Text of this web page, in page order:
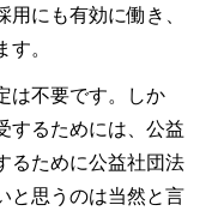
にも有効に働き、
。
は不要です。しか
するためには、公益
るために公益社団法
と思うのは当然と言